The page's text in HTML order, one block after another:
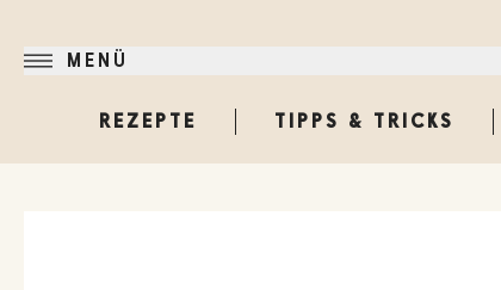
MENÜ
REZEPTE TIPPS & TRICKS